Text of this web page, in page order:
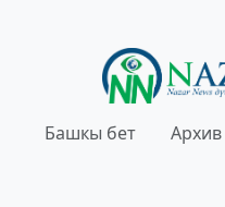
Башкы бет Архив